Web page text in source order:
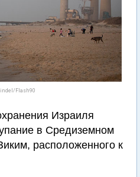
Flash90
Израиля
в Средиземном
расположенного к